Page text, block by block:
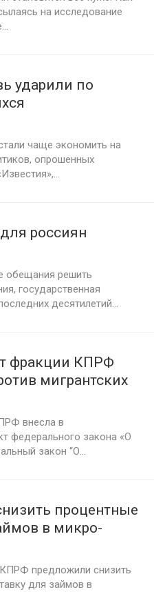
на исследование
ударили по
чаще экономить на
опрошенных
россиян
обещания решить
государственная
десятилетий...
фракции КПРФ
мигрантских
внесла в
федерального закона «О
закон “О...
процентные
в микро-
предложили снизить
для займов в